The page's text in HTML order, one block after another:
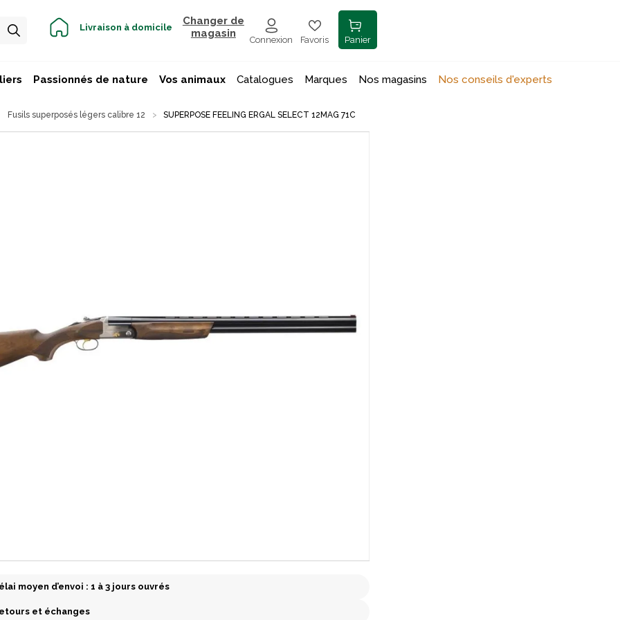
Livraison à domicile
Changer de
magasin
Connexion Favoris Panier
Passionnés de nature Vos animaux Catalogues Marques Nos magasins Nos conseils d'experts
Fusils superposés légers calibre 12 SUPERPOSE FEELING ERGAL SELECT 12MAG 71C
moyen d’envoi : 1 à 3 jours ouvrés
et échanges